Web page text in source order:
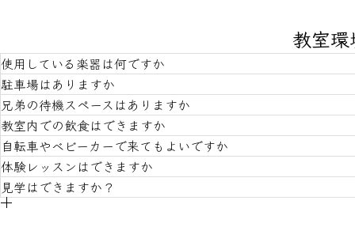
教室環
使用している楽器は何ですか
カワイShigeru Kawai SK-3と、ヤマハC3を使用しておりま
駐車場はありますか
はい。前後の生徒さんの入れ替えにも対応できます。教
兄弟の待機スペースはありますか
別室のご用意はありませんが、教室内でお待ちいただける
教室内での飲食はできますか
大事な楽器があるので極力ご遠慮いただきたいです。乳
ん。
自転車やベビーカーで来てもよいですか
もちろんです。屋根のある置き場はございませんのでご注
体験レッスンはできますか
見学はできますか？